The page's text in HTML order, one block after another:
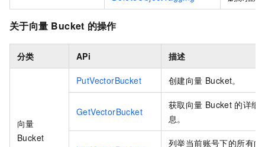
关于向量 Bucket 的操作
分类 APi 描述
向量
Bucket
PutVectorBucket 创建向量 Bucket。
GetVectorBucket
获取向量 Bucket 的详细
息。
列举当前账号下的所有向